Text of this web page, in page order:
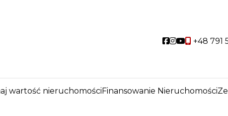
Social link
Social link
Social link
+48 791
wartość nieruchomościFinansowanie Nieruchomości